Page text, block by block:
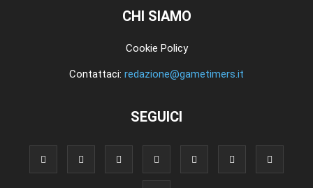
CHI SIAMO
Cookie Policy
Contattaci: redazione@gametimers.it
SEGUICI